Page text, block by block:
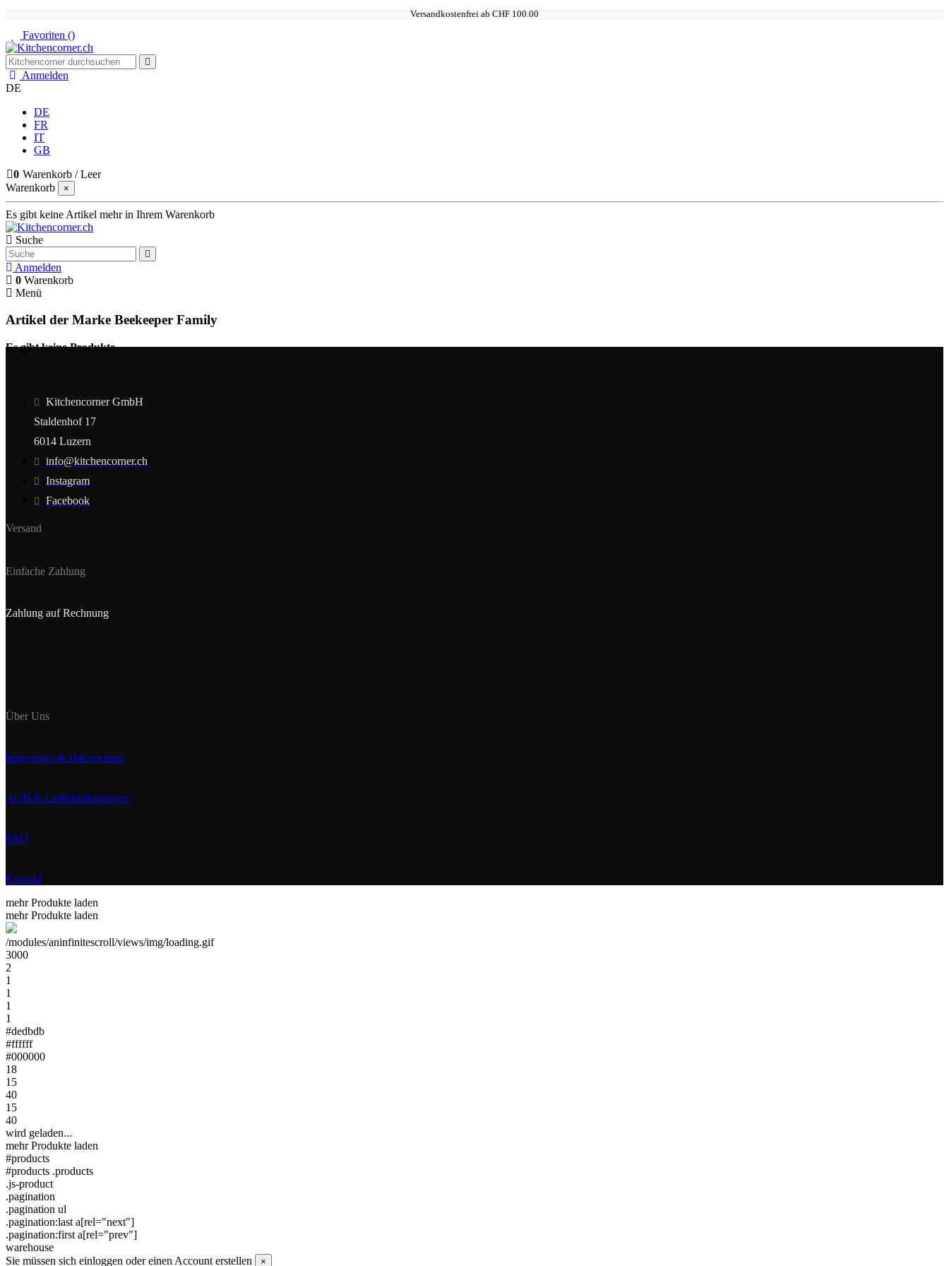
Versandkostenfrei ab CHF 100.00
Favoriten ()
Anmelden
DE
DE
FR
IT
GB
0 Warenkorb /Leer
Warenkorb
×
Es gibt keine Artikel mehr in Ihrem Warenkorb
Suche
Anmelden
0 Warenkorb
Menü
Artikel der Marke Beekeeper Family
Es gibt keine Produkte.
Kitchencorner GmbH
Staldenhof 17
6014 Luzern
info@kitchencorner.ch
Instagram
Facebook
Versand
Einfache Zahlung
Zahlung auf Rechnung
Über Uns
Impressum & Datenschutz
AGB & Lieferbedingungen
FAQ
Kontakt
mehr Produkte laden
mehr Produkte laden
/modules/aninfinitescroll/views/img/loading.gif
3000
2
1
1
1
1
#dedbdb
#ffffff
#000000
18
15
40
15
40
wird geladen...
mehr Produkte laden
#products
#products .products
.js-product
.pagination
.pagination ul
.pagination:last a[rel="next"]
.pagination:first a[rel="prev"]
warehouse
Sie müssen sich einloggen oder einen Account erstellen
×